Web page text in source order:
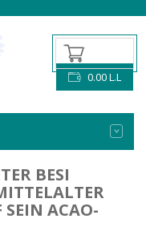
0.00L.L
BESI
ACAO-